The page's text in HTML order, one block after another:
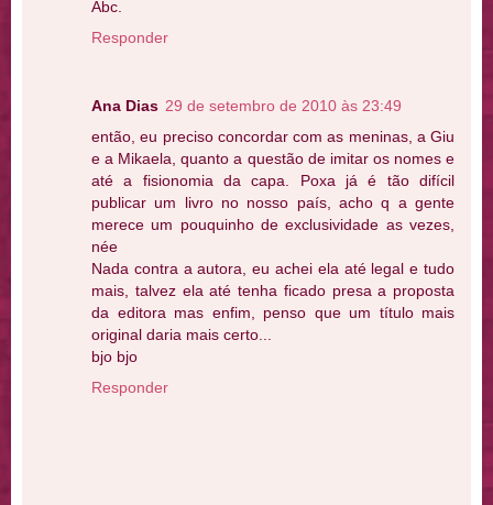
Abc.
Responder
Ana Dias 29 de setembro de 2010 às 23:49
então, eu preciso concordar com as meninas, a Giu
e a Mikaela, quanto a questão de imitar os nomes e
até a fisionomia da capa. Poxa já é tão difícil
publicar um livro no nosso país, acho q a gente
merece um pouquinho de exclusividade as vezes,
née
Nada contra a autora, eu achei ela até legal e tudo
mais, talvez ela até tenha ficado presa a proposta
da editora mas enfim, penso que um título mais
original daria mais certo...
bjo bjo
Responder